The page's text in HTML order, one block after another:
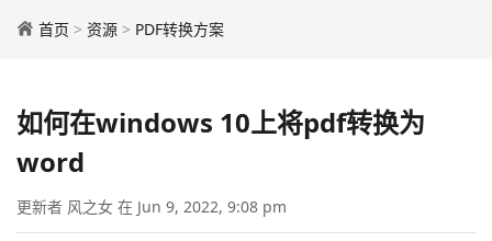
首页 > 资源 > PDF转换方案
如何在windows 10上将pdf转换为
word
更新者 风之女 在 Jun 9, 2022, 9:08 pm